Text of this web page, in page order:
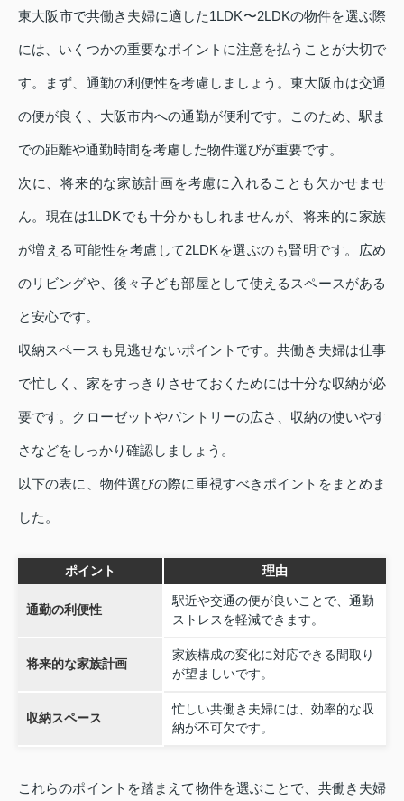
東大阪市で共働き夫婦に適した1LDK〜2LDKの物件を選ぶ際
には、いくつかの重要なポイントに注意を払うことが大切で
す。まず、通勤の利便性を考慮しましょう。東大阪市は交通
の便が良く、大阪市内への通勤が便利です。このため、駅ま
での距離や通勤時間を考慮した物件選びが重要です。
次に、将来的な家族計画を考慮に入れることも欠かせませ
ん。現在は1LDKでも十分かもしれませんが、将来的に家族
が増える可能性を考慮して2LDKを選ぶのも賢明です。広め
のリビングや、後々子ども部屋として使えるスペースがある
と安心です。
収納スペースも見逃せないポイントです。共働き夫婦は仕事
で忙しく、家をすっきりさせておくためには十分な収納が必
要です。クローゼットやパントリーの広さ、収納の使いやす
さなどをしっかり確認しましょう。
以下の表に、物件選びの際に重視すべきポイントをまとめま
した。
ポイント 理由
通勤の利便性
駅近や交通の便が良いことで、通勤
ストレスを軽減できます。
将来的な家族計画
家族構成の変化に対応できる間取り
が望ましいです。
収納スペース
忙しい共働き夫婦には、効率的な収
納が不可欠です。
これらのポイントを踏まえて物件を選ぶことで、共働き夫婦